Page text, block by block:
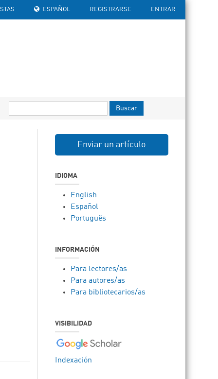
ESPAÑOL REGISTRARSE ENTRAR
Buscar
Enviar un artículo
IDIOMA
English
Español
Português
INFORMACIÓN
Para lectores/as
Para autores/as
Para bibliotecarios/as
VISIBILIDAD
Indexación